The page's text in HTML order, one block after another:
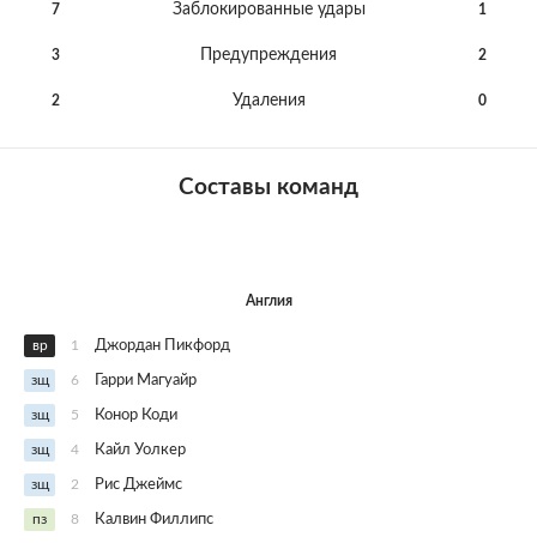
7 Заблокированные удары 1
3 Предупреждения 2
2 Удаления 0
Составы команд
Англия
вр 1 Джордан Пикфорд
зщ 6 Гарри Магуайр
зщ 5 Конор Коди
зщ 4 Кайл Уолкер
зщ 2 Рис Джеймс
пз 8 Калвин Филлипс